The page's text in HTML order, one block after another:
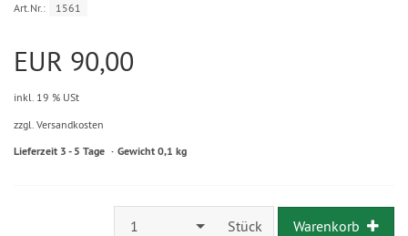
Art.Nr.: 1561
EUR 90,00
inkl. 19 % USt
zzgl. Versandkosten
Lieferzeit 3 - 5 Tage Gewicht 0,1 kg
1 Stück Warenkorb